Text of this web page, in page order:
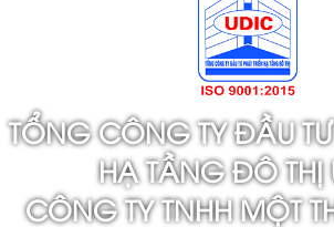
TỔNG CÔNG TY ĐẦU TƯ
HẠ TẦNG ĐÔ THỊ
CÔNG TY TNHH MỘT